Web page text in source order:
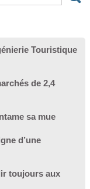
Touristique
de 2,4
sa mue
d’une
toujours aux